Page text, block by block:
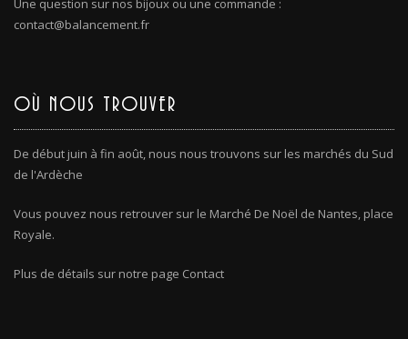
Une question sur nos bijoux ou une commande :
contact@balancement.fr
OÙ NOUS TROUVER
De début juin à fin août, nous nous trouvons sur les marchés du Sud
de l'Ardèche
Vous pouvez nous retrouver sur le Marché De Noël de Nantes, place
Royale.
Plus de détails sur notre page Contact